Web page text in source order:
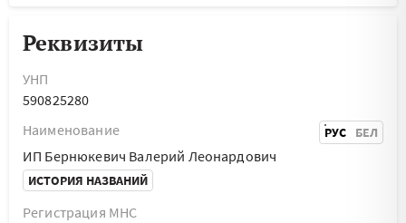
Реквизиты
УНП
590825280
Наименование
РУС БЕЛ
ИП Бернюкевич Валерий Леонардович
ИСТОРИЯ НАЗВАНИЙ
Регистрация МНС